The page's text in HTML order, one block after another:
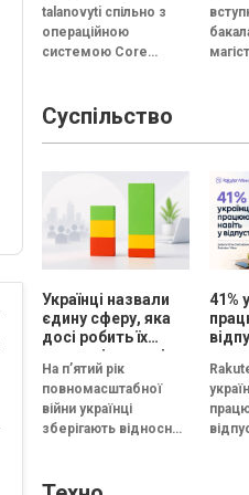
talanovyti спільно з
операційною
системою Core
безплатний курс
"Наймологія: як СEO
років
Суспільство
Українці назвали
єдину сферу, яка
досі робить їх
щасливішими під
час війни —
результати
дослідження
Барометр якості
На п’ятий рік
повномасштабної
війни українці
зберігають відносно
Серед складових, що
41%